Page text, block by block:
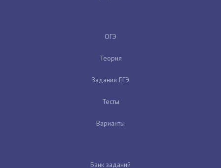
ОГЭ
Теория
Задания ЕГЭ
Тесты
Варианты
Банк заданий